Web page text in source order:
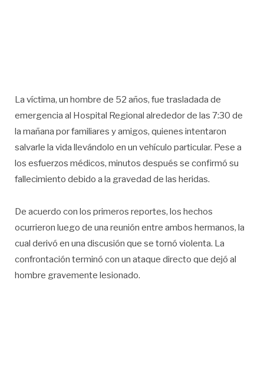
La víctima, un hombre de 52 años, fue trasladada de
emergencia al Hospital Regional alrededor de las 7:30 de
la mañana por familiares y amigos, quienes intentaron
salvarle la vida llevándolo en un vehículo particular. Pese a
los esfuerzos médicos, minutos después se confirmó su
fallecimiento debido a la gravedad de las heridas.
De acuerdo con los primeros reportes, los hechos
ocurrieron luego de una reunión entre ambos hermanos, la
cual derivó en una discusión que se tornó violenta. La
confrontación terminó con un ataque directo que dejó al
hombre gravemente lesionado.